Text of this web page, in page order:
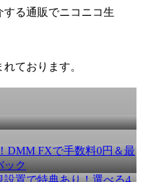
する通販でニコニコ生
ております。
DMM FXで手数料0円＆最
ック